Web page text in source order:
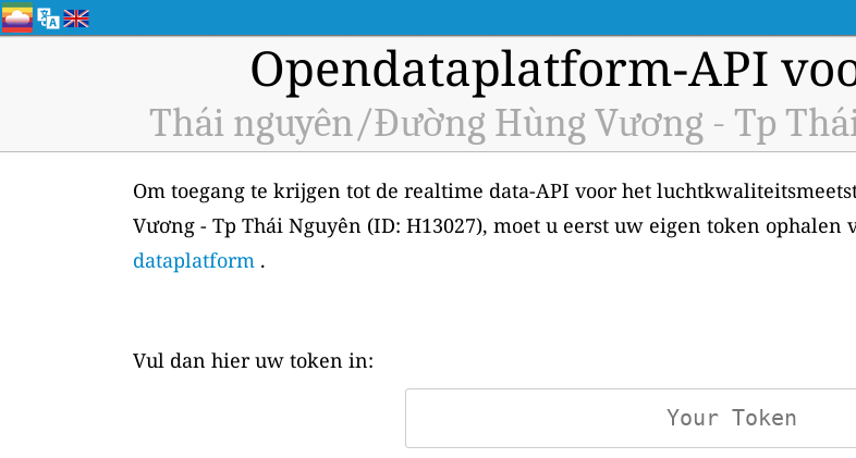
Opendataplatform-API
Thái nguyên/Đường Hùng Vương - Tp
Om toegang te krijgen tot de realtime data-API voor het
Vương - Tp Thái Nguyên (ID: H13027), moet u eerst uw eigen token ophalen
dataplatform .
Vul dan hier uw token in: